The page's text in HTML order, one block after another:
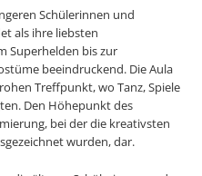
Schülerinnen und
als ihre liebsten
Superhelden bis zur
beeindruckend. Die Aula
Treffpunkt, wo Tanz, Spiele
Den Höhepunkt des
bei der die kreativsten
wurden, dar.